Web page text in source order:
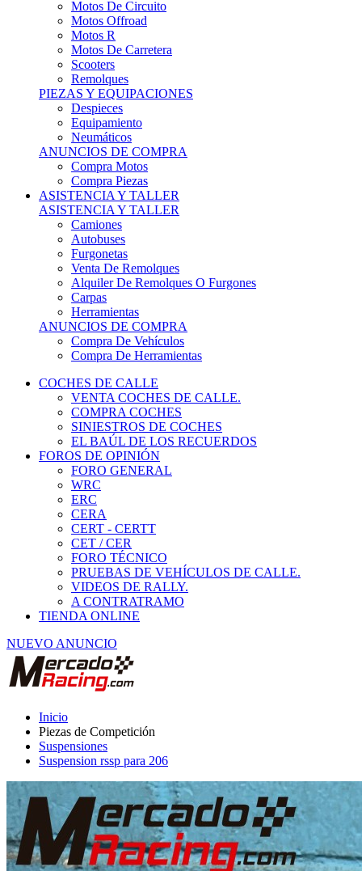
Motos R
Motos De Carretera
Scooters
Remolques
PIEZAS Y EQUIPACIONES
Despieces
Equipamiento
Neumáticos
ANUNCIOS DE COMPRA
Compra Motos
Compra Piezas
ASISTENCIA Y TALLER
ASISTENCIA Y TALLER
Camiones
Autobuses
Furgonetas
Venta De Remolques
Alquiler De Remolques O Furgones
Carpas
Herramientas
ANUNCIOS DE COMPRA
Compra De Vehículos
Compra De Herramientas
COCHES DE CALLE
VENTA COCHES DE CALLE.
COMPRA COCHES
SINIESTROS DE COCHES
EL BAÚL DE LOS RECUERDOS
FOROS DE OPINIÓN
FORO GENERAL
WRC
ERC
CERA
CERT - CERTT
CET / CER
FORO TÉCNICO
PRUEBAS DE VEHÍCULOS DE CALLE.
VIDEOS DE RALLY.
A CONTRATRAMO
TIENDA ONLINE
NUEVO ANUNCIO
Piezas de Competición
Suspensiones
Suspension rssp para 206